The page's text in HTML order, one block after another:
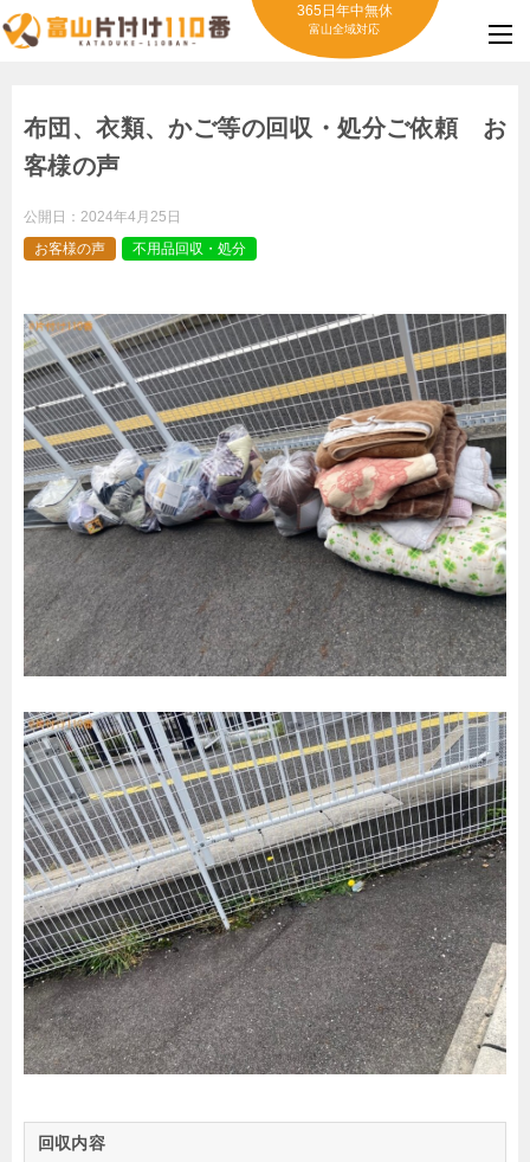
365日年中無休
富山全域対応
布団、衣類、かご等の回収・処分ご依頼 お
客様の声
公開日： 2024年4月25日
お客様の声
不用品回収・処分
回収内容